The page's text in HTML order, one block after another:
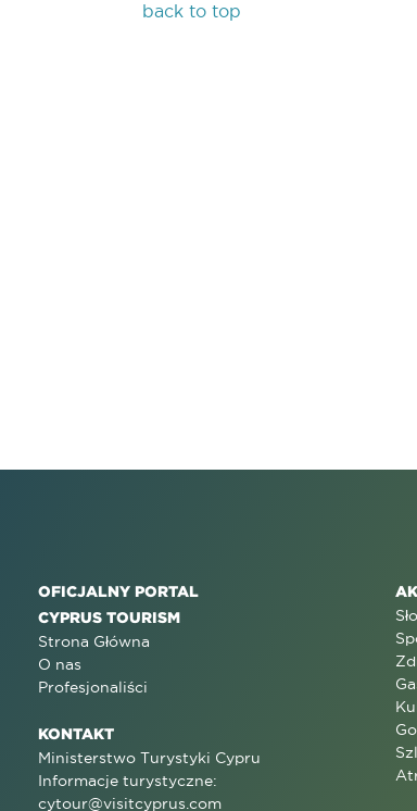
back to top
OFICJALNY PORTAL
CYPRUS TOURISM
Strona Główna
O nas
Profesjonaliści
KONTAKT
Ministerstwo Turystyki Cypru
Informacje turystyczne:
cytour@visitcyprus.com